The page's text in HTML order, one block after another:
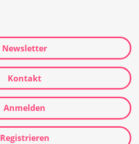
Newsletter
Kontakt
Anmelden
Registrieren